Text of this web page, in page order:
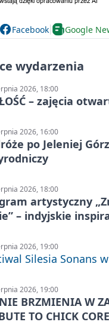
Facebook Google
wydarzenia
2026, 18:00
– zajęcia
2026, 16:00
po Jeleniej
2026, 18:00
artystyczny
– indyjskie
2026, 19:00
Silesia Sonans
2026, 19:00
BRZMIENIA W
TO CHICK